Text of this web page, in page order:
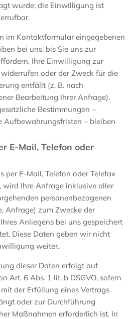
wurde; die Einwilligung ist
im Kontaktformular eingegebenen
bei uns, bis Sie uns zur
Ihre Einwilligung zur
oder der Zweck für die
entfällt (z. B. nach
Bearbeitung Ihrer Anfrage).
Bestimmungen –
Aufbewahrungsfristen – bleiben
E-Mail, Telefon oder
per E-Mail, Telefon oder Telefax
wird Ihre Anfrage inklusive aller
personenbezogenen
Anfrage) zum Zwecke der
Anliegens bei uns gespeichert
Diese Daten geben wir nicht
weiter.
dieser Daten erfolgt auf
Art. 6 Abs. 1 lit. b DSGVO, sofern
der Erfüllung eines Vertrags
oder zur Durchführung
Maßnahmen erforderlich ist. In